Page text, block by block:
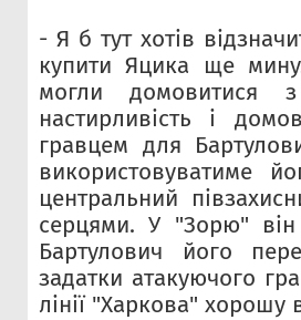
- Я б тут хотів
купити Яцика ще
могли домовитися
настирливість і
гравцем для
використовуватиме
центральний
серцями. У "Зорю"
Бартулович його
задатки атакуючого
лінії "Харкова" хорошу